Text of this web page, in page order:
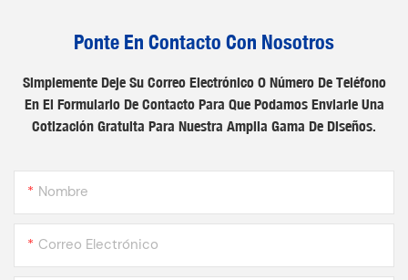
Ponte En Contacto Con Nosotros
Simplemente Deje Su Correo Electrónico O Número De Teléfono
En El Formulario De Contacto Para Que Podamos Enviarle Una
Cotización Gratuita Para Nuestra Amplia Gama De Diseños.
Nombre
Correo Electrónico